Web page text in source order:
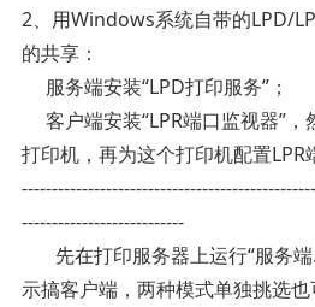
2、用Windows系统自带的LPD/
的共享：
服务端安装“LPD打印服务”；
客户端安装“LPR端口监视器”，
打印机，再为这个打印机配置LPR
---------------------------
先在打印服务器上运行“服务端
示搞客户端，两种模式单独挑选也